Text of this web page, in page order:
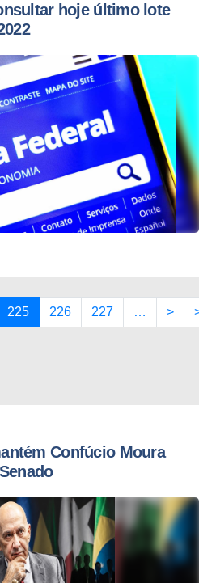
hoje último lote
225 226 227 … >
Confúcio Moura